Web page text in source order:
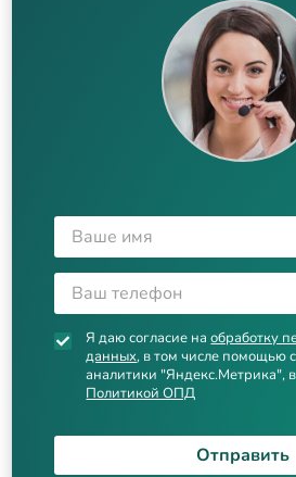
Я даю согласие наобработку
данных, в том числе помощью
аналитики "Яндекс.Метрика", в
Политикой ОПД
Отправить